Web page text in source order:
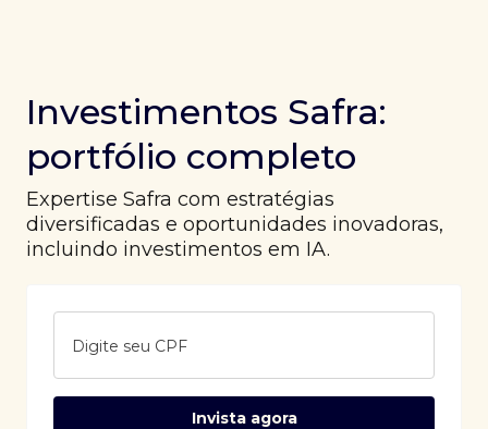
Investimentos Safra:
portfólio completo
Expertise Safra com estratégias
diversificadas e oportunidades inovadoras,
incluindo investimentos em IA.
Digite seu CPF
Invista agora